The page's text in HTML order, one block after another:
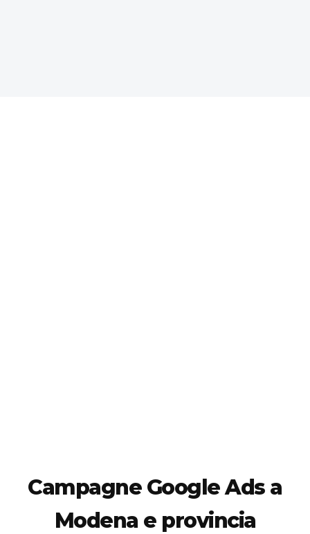
Campagne Google Adsa
Modena e provincia